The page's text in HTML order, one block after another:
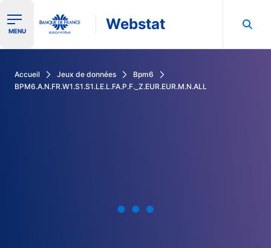
Ouvrir le menu de navigation
MENU Webstat
Accueil Jeux de données
Bpm6
BPM6.A.N.FR.W1.S1.S1.LE.L.FA.P.F._Z.EUR.EUR.M.N.ALL